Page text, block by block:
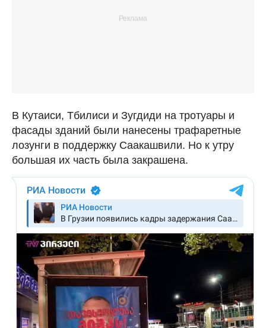
В Кутаиси, Тбилиси и Зугдиди на тротуары и
фасады зданий были нанесены трафаретные
лозунги в поддержку Саакашвили. Но к утру
большая их часть была закрашена.